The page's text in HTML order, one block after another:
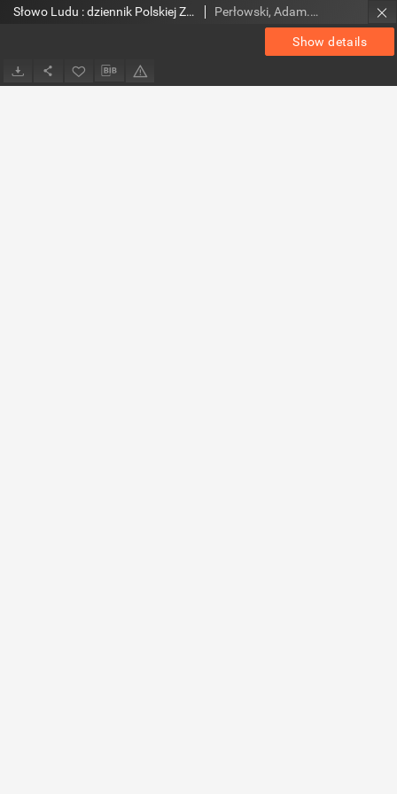
Show details
Słowo Ludu : dziennik Polskiej Zjednoczonej Partii Robotniczej, 1990 R.XLI, nr 166 (radomskie pismo codzienne) Perłowski, Adam. Red.